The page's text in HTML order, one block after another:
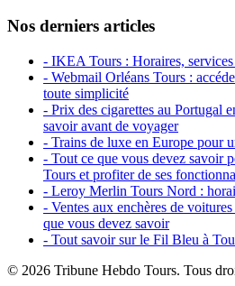
Nos derniers articles
- IKEA Tours : Horaires, services
- Webmail Orléans Tours :
toute simplicité
- Prix des cigarettes au Portugal
savoir avant de voyager
- Trains de luxe en Europe pour
- Tout ce que vous devez savoir
Tours et profiter de ses
- Leroy Merlin Tours Nord :
- Ventes aux enchères de
que vous devez savoir
- Tout savoir sur le Fil Bleu à
© 2026 Tribune Hebdo Tours. Tous